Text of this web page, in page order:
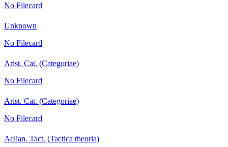
No Filecard
Unknown
No Filecard
Arist. Cat. (Categoriae)
No Filecard
Arist. Cat. (Categoriae)
No Filecard
Aelian. Tact. (Tactica theoria)